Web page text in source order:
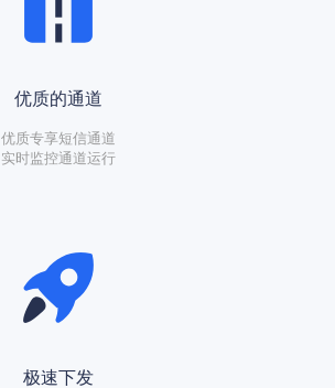
优质的通道
优质专享短信通道
实时监控通道运行
极速下发